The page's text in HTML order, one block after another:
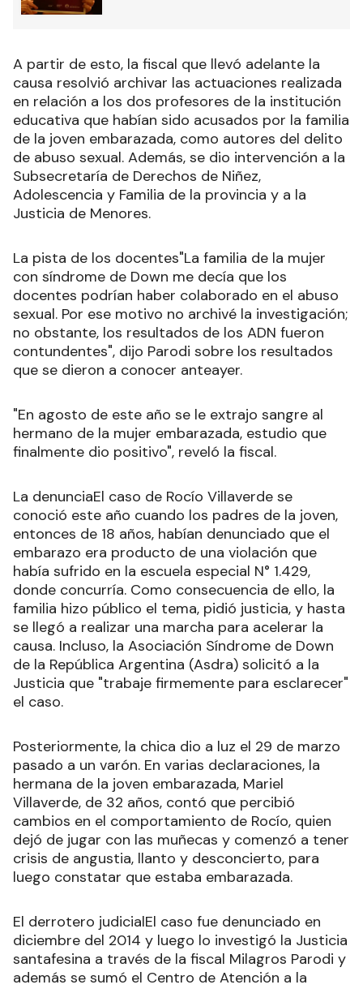
A partir de esto, la fiscal que llevó adelante la
causa resolvió archivar las actuaciones realizada
en relación a los dos profesores de la institución
educativa que habían sido acusados por la familia
de la joven embarazada, como autores del delito
de abuso sexual. Además, se dio intervención a la
Subsecretaría de Derechos de Niñez,
Adolescencia y Familia de la provincia y a la
Justicia de Menores.
La pista de los docentes"La familia de la mujer
con síndrome de Down me decía que los
docentes podrían haber colaborado en el abuso
sexual. Por ese motivo no archivé la investigación;
no obstante, los resultados de los ADN fueron
contundentes", dijo Parodi sobre los resultados
que se dieron a conocer anteayer.
"En agosto de este año se le extrajo sangre al
hermano de la mujer embarazada, estudio que
finalmente dio positivo", reveló la fiscal.
La denunciaEl caso de Rocío Villaverde se
conoció este año cuando los padres de la joven,
entonces de 18 años, habían denunciado que el
embarazo era producto de una violación que
había sufrido en la escuela especial N° 1.429,
donde concurría. Como consecuencia de ello, la
familia hizo público el tema, pidió justicia, y hasta
se llegó a realizar una marcha para acelerar la
causa. Incluso, la Asociación Síndrome de Down
de la República Argentina (Asdra) solicitó a la
Justicia que "trabaje firmemente para esclarecer"
el caso.
Posteriormente, la chica dio a luz el 29 de marzo
pasado a un varón. En varias declaraciones, la
hermana de la joven embarazada, Mariel
Villaverde, de 32 años, contó que percibió
cambios en el comportamiento de Rocío, quien
dejó de jugar con las muñecas y comenzó a tener
crisis de angustia, llanto y desconcierto, para
luego constatar que estaba embarazada.
El derrotero judicialEl caso fue denunciado en
diciembre del 2014 y luego lo investigó la Justicia
santafesina a través de la fiscal Milagros Parodi y
además se sumó el Centro de Atención a la